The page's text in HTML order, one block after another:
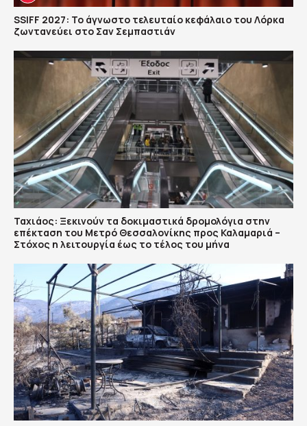
SSIFF 2027: Το άγνωστο τελευταίο κεφάλαιο του Λόρκα
ζωντανεύει στο Σαν Σεμπαστιάν
Ταχιάος: Ξεκινούν τα δοκιμαστικά δρομολόγια στην
επέκταση του Μετρό Θεσσαλονίκης προς Καλαμαριά –
Στόχος η λειτουργία έως το τέλος του μήνα